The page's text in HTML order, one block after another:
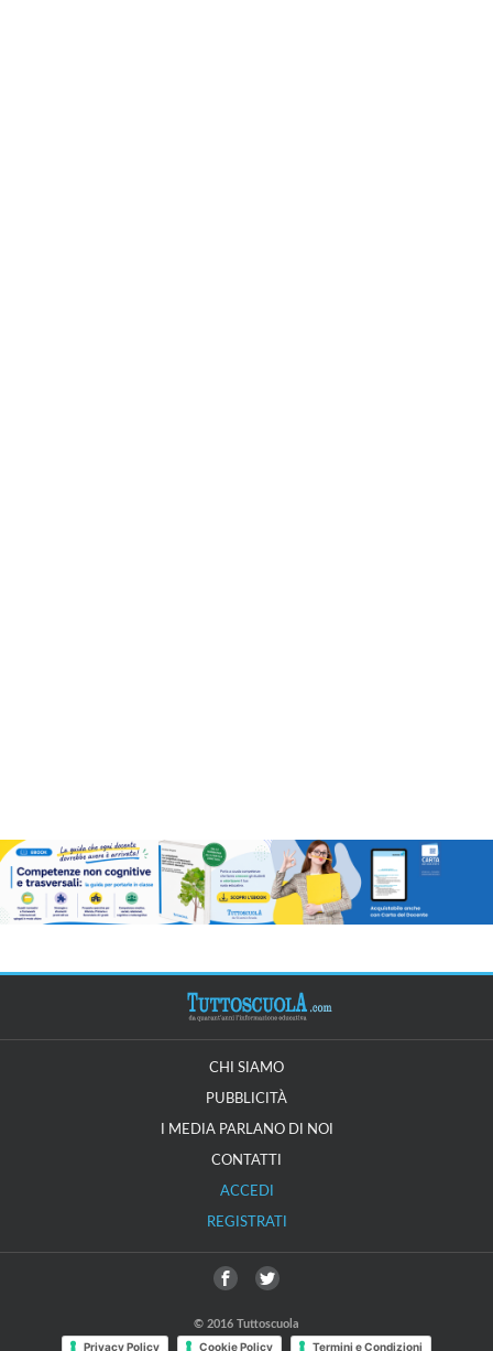
CHI SIAMO
PUBBLICITÀ
I MEDIA PARLANO DI NOI
CONTATTI
ACCEDI
REGISTRATI
© 2016 Tuttoscuola
Privacy Policy Cookie Policy Termini e Condizioni